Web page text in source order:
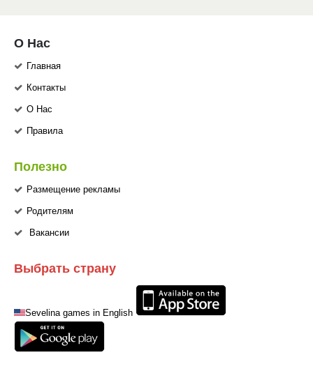
О Нас
Главная
Контакты
О Нас
Правила
Полезно
Размещение рекламы
Родителям
Вакансии
Выбрать страну
Sevelina games in English